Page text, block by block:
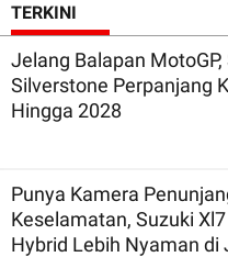
TERKINI
Jelang Balapan
Silverstone Perpanjang
Hingga 2028
Punya Kamera
Keselamatan, Suzuki
Hybrid Lebih Nyaman di